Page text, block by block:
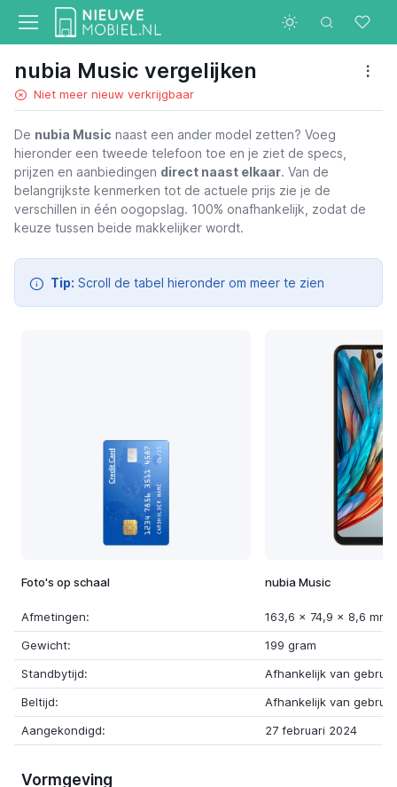
nubia Music vergelijken
Niet meer nieuw verkrijgbaar
nubia Music
De nubia Music naast een ander model zetten? Voeg
hieronder een tweede telefoon toe en je ziet de specs,
prijzen en aanbiedingen direct naast elkaar. Van de
belangrijkste kenmerken tot de actuele prijs zie je de
verschillen in één oogopslag. 100% onafhankelijk, zodat de
keuze tussen beide makkelijker wordt.
Tip: Scroll de tabel hieronder om meer te zien
Foto's op schaal nubia Music
Afmetingen:
163,6 x 74,9 x 8,6 mm
Gewicht:
199 gram
Standbytijd:
Afhankelijk van gebruik
Beltijd:
Afhankelijk van gebruik
Aangekondigd:
27 februari 2024
Vormgeving